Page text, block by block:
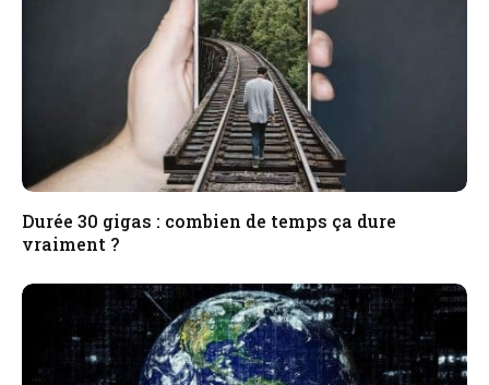
Durée 30 gigas : combien de temps ça dure
vraiment ?